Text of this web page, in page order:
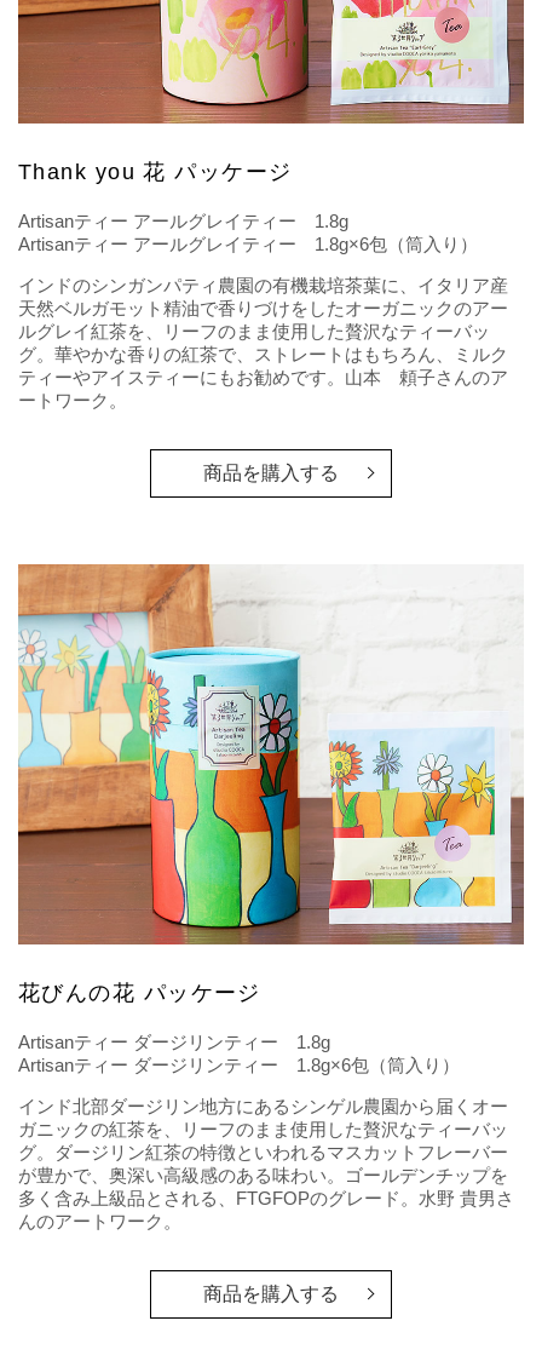
Thank you 花 パッケージ
Artisanティー アールグレイティー 1.8g
Artisanティー アールグレイティー 1.8g×6包（筒入り）
インドのシンガンパティ農園の有機栽培茶葉に、イタリア産
天然ベルガモット精油で香りづけをしたオーガニックのアー
ルグレイ紅茶を、リーフのまま使用した贅沢なティーバッ
グ。華やかな香りの紅茶で、ストレートはもちろん、ミルク
ティーやアイスティーにもお勧めです。山本 頼子さんのア
ートワーク。
商品を購入する
花びんの花 パッケージ
Artisanティー ダージリンティー 1.8g
Artisanティー ダージリンティー 1.8g×6包（筒入り）
インド北部ダージリン地方にあるシンゲル農園から届くオー
ガニックの紅茶を、リーフのまま使用した贅沢なティーバッ
グ。ダージリン紅茶の特徴といわれるマスカットフレーバー
が豊かで、奥深い高級感のある味わい。ゴールデンチップを
多く含み上級品とされる、FTGFOPのグレード。水野 貴男さ
んのアートワーク。
商品を購入する